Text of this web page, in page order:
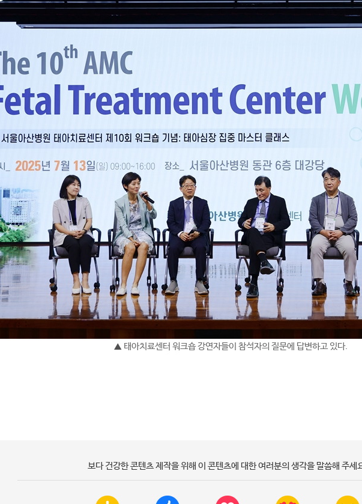
▲ 태아치료센터 워크숍 강연자들이 참석자의 질문에 답변하고 있다.
보다 건강한 콘텐츠 제작을 위해 이 콘텐츠에 대한 여러분의 생각을 말씀해 주세